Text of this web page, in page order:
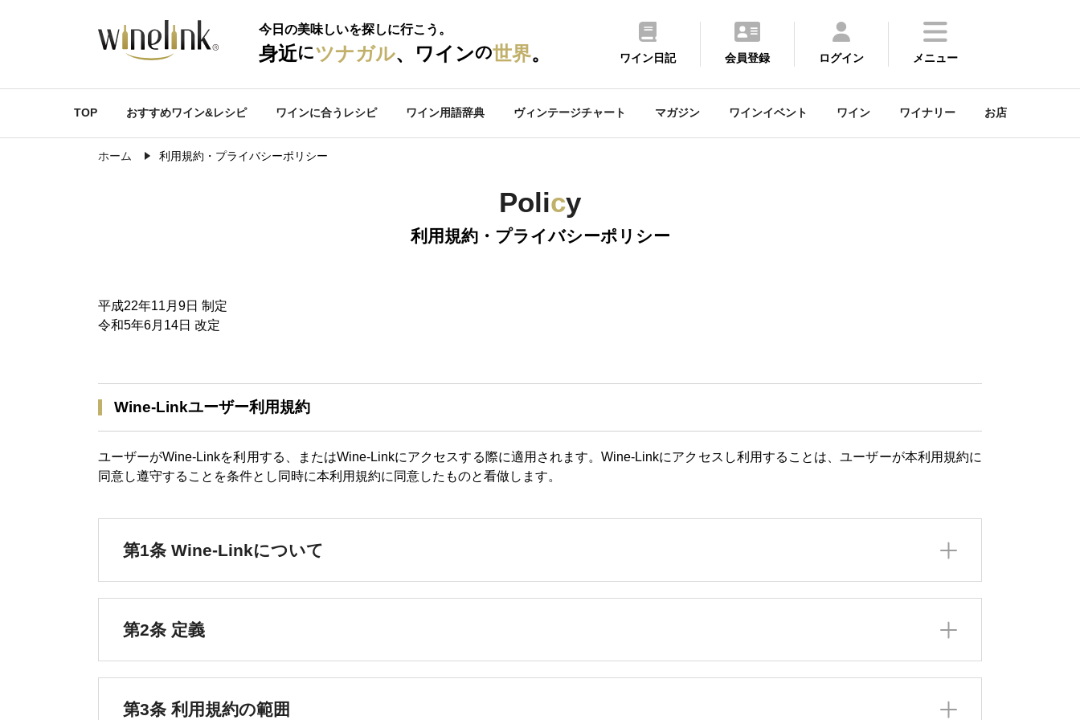
今日の美味しいを探しに行こう。
身近にツナガル、ワインの世界。 ワイン日記 会員登録 ログイン メニュー
TOP おすすめワイン&レシピ ワインに合うレシピ ワイン用語辞典 ヴィンテージチャート マガジン ワインイベント ワイン ワイナリー お店
ホーム 利用規約・プライバシーポリシー
Policy
利用規約・プライバシーポリシー
平成22年11月9日 制定
令和5年6月14日 改定
Wine-Linkユーザー利用規約
ユーザーがWine-Linkを利用する、またはWine-Linkにアクセスする際に適用されます。Wine-Linkにアクセスし利用することは、ユーザーが本利用規約に
同意し遵守することを条件とし同時に本利用規約に同意したものと看做します。
第1条 Wine-Linkについて
第2条 定義
第3条 利用規約の範囲